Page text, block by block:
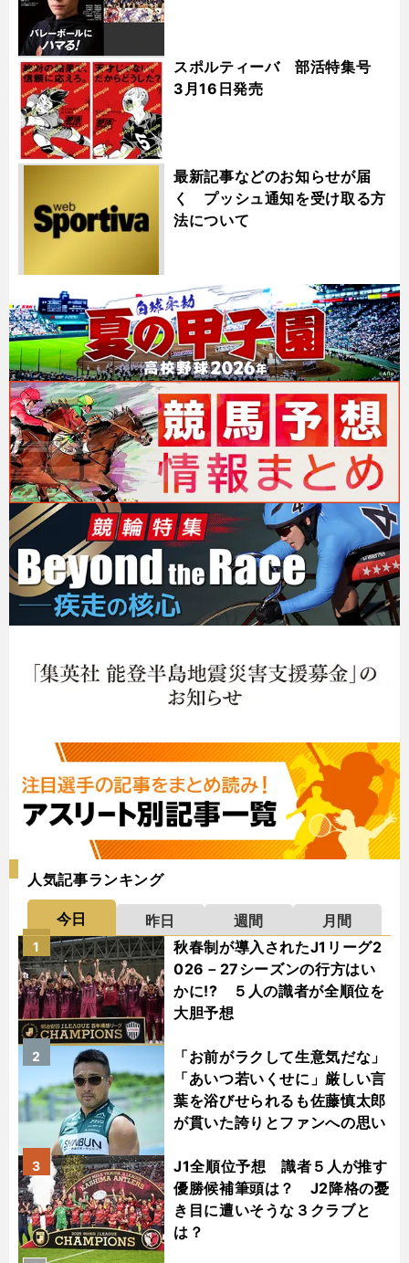
スポルティーバ 部活特集号
3月16日発売
最新記事などのお知らせが届
く プッシュ通知を受け取る方
法について
人気記事ランキング
今日 昨日 週間
月間
秋春制が導入されたJ1リーグ2
026－27シーズンの行方はい
かに!? ５人の識者が全順位を
大胆予想
1
「お前がラクして生意気だな」
「あいつ若いくせに」厳しい言
葉を浴びせられるも佐藤慎太郎
が貫いた誇りとファンへの思い
2
J1全順位予想 識者５人が推す
優勝候補筆頭は？ J2降格の憂
き目に遭いそうな３クラブと
は？
3